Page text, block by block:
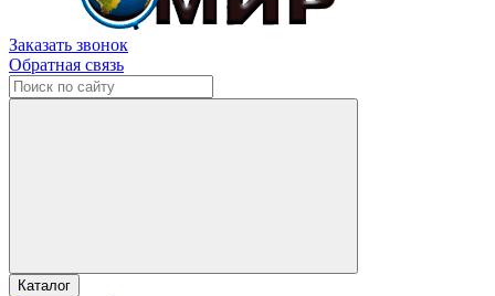
Заказать звонок
Обратная связь
Каталог